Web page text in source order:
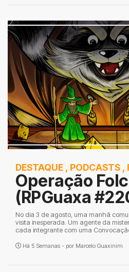
DESTAQUE , PODCASTS ,
Operação
(RPGuaxa
No dia 3 de agosto, uma manhã
visita inesperada. Um agente da
cada integrante com uma
Há 5 Semanas - por Marcelo Guaxinim